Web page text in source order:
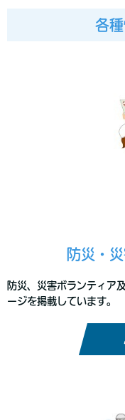
各種
防災・
防災、災害ボランティア
ージを掲載しています。